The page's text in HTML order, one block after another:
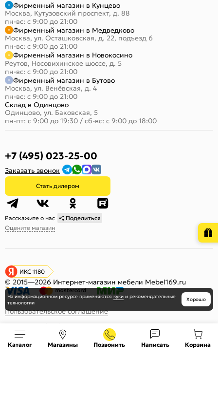
Фирменный магазин в Кунцево
Москва, Кутузовский проспект, д. 88
пн-вс: с 9:00 до 21:00
Фирменный магазин в Медведково
Москва, ул. Осташковская, д. 22, подъезд 6
пн-вс: с 9:00 до 21:00
Фирменный магазин в Новокосино
Реутов, Носовихинское шоссе, д. 5
пн-вс: с 9:00 до 21:00
Фирменный магазин в Бутово
Москва, ул. Венёвская, д. 4
пн-вс: с 9:00 до 21:00
Склад в Одинцово
Одинцово, ул. Баковская, 5
пн-пт: с 9:00 до 19:30 / сб-вс: с 9:00 до 18:00
+7 (495) 023-25-00
Заказать звонок
Стать дилером
Расскажите о нас
Поделиться
Оцените магазин
ИКС 1180
© 2015—2026 Интернет-магазин мебели Mebel169.ru
Пользовательское соглашение
Политика обработки персональных данных
Карта сайта
Каталог Магазины Позвонить Написать Корзина
На информационном ресурсе применяютсякуки и рекомендательные
технологии
Хорошо